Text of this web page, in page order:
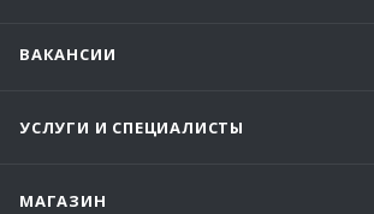
ВАКАНСИИ
УСЛУГИ И СПЕЦИАЛИСТЫ
МАГАЗИН